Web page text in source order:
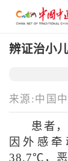
辨证治小
来源:中国
患者
因外感
38.7℃，恶